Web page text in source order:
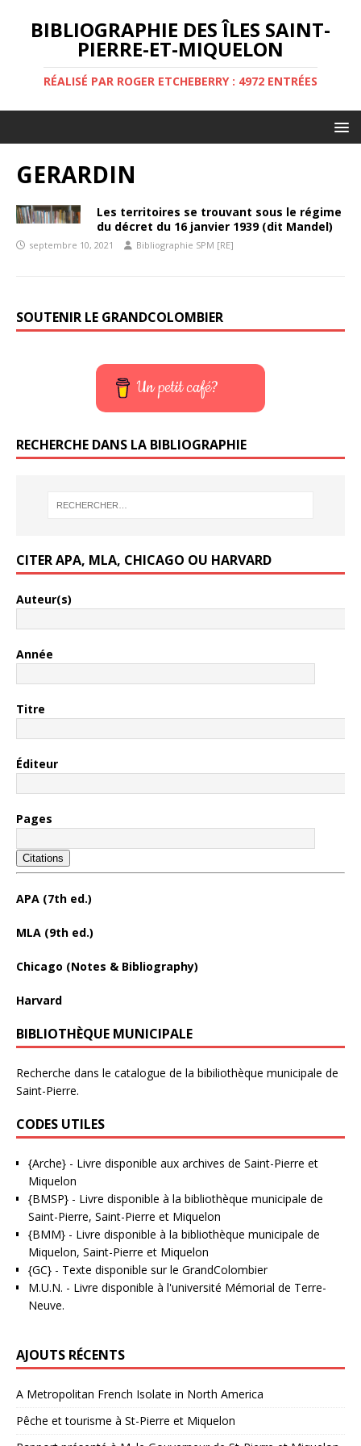
BIBLIOGRAPHIE DES ÎLES SAINT-
PIERRE-ET-MIQUELON
RÉALISÉ PAR ROGER ETCHEBERRY : 4972 ENTRÉES
GERARDIN
Les territoires se trouvant sous le régime
du décret du 16 janvier 1939 (dit Mandel)
septembre 10, 2021 Bibliographie SPM [RE]
SOUTENIR LE GRANDCOLOMBIER
Un petit café?
RECHERCHE DANS LA BIBLIOGRAPHIE
CITER APA, MLA, CHICAGO OU HARVARD
Auteur(s)
Année
Titre
Éditeur
Pages
Citations
APA (7th ed.)
MLA (9th ed.)
Chicago (Notes & Bibliography)
Harvard
BIBLIOTHÈQUE MUNICIPALE
Recherche dans le catalogue de la bibiliothèque municipale de
Saint-Pierre.
CODES UTILES
{Arche} - Livre disponible aux archives de Saint-Pierre et
Miquelon
{BMSP} - Livre disponible à la bibliothèque municipale de
Saint-Pierre, Saint-Pierre et Miquelon
{BMM} - Livre disponible à la bibliothèque municipale de
Miquelon, Saint-Pierre et Miquelon
{GC} - Texte disponible sur le GrandColombier
M.U.N. - Livre disponible à l'université Mémorial de Terre-
Neuve.
AJOUTS RÉCENTS
A Metropolitan French Isolate in North America
Pêche et tourisme à St-Pierre et Miquelon